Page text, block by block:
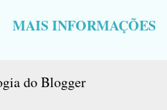
que, o acusado,
Com uma Bíblia na mão,
o Município de Patos...
MAIS INFORMAÇÕES
do Blogger